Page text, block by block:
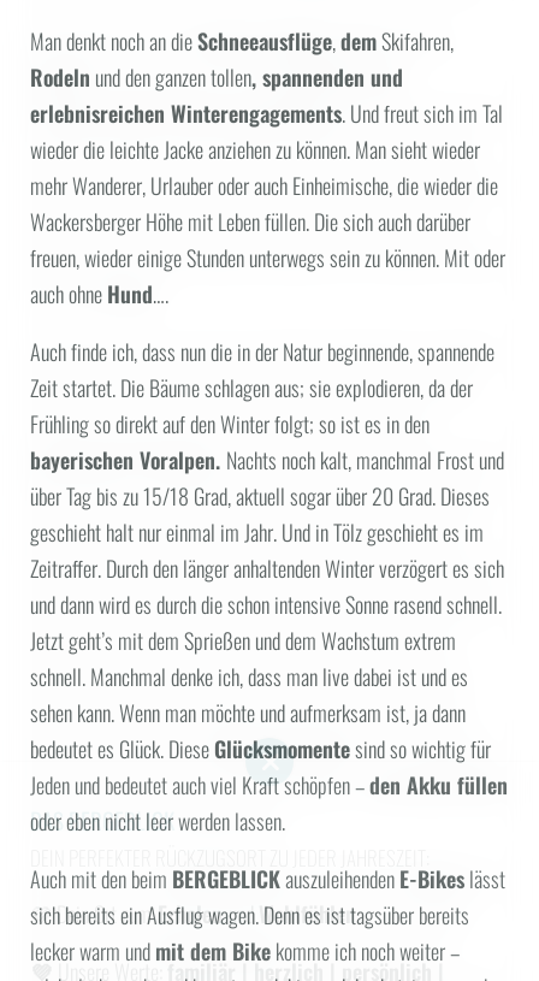
Man denkt noch an dieSchneeausflüge,demSkifahren,
Rodeln und den ganzen tollen, spannenden und
erlebnisreichen Winterengagements. Und freut sich im Tal
wieder die leichte Jacke anziehen zu können. Man sieht wieder
mehr Wanderer, Urlauber oder auch Einheimische, die wieder die
Wackersberger Höhe mit Leben füllen. Die sich auch darüber
freuen, wieder einige Stunden unterwegs sein zu können. Mit oder
auch ohneHund….
Auch finde ich, dass nun die in der Natur beginnende, spannende
Zeit startet. Die Bäume schlagen aus; sie explodieren, da der
Frühling so direkt auf den Winter folgt; so ist es in den
bayerischen Voralpen. Nachts noch kalt, manchmal Frost und
über Tag bis zu 15/18 Grad, aktuell sogar über 20 Grad. Dieses
geschieht halt nur einmal im Jahr. Und in Tölz geschieht es im
Zeitraffer. Durch den länger anhaltenden Winter verzögert es sich
und dann wird es durch die schon intensive Sonne rasend schnell.
Jetzt geht’s mit dem Sprießen und dem Wachstum extrem
schnell. Manchmal denke ich, dass man live dabei ist und es
sehen kann. Wenn man möchte und aufmerksam ist, ja dann
bedeutet es Glück. DieseGlücksmomentesind so wichtig für
Jeden und bedeutet auch viel Kraft schöpfen –den Akku füllen
oder eben nicht leer werden lassen.
Auch mit den beim BERGEBLICKauszuleihendenE-Bikeslässt
sich bereits ein Ausflug wagen. Denn es ist tagsüber bereits
lecker warm undmit dem Bikekomme ich noch weiter –
DAS BERGEBLICK
💜 Dein Ort zumErholenund Wohlfühlen
💜Unsere Werte:familiär | herzlich | persönlich |